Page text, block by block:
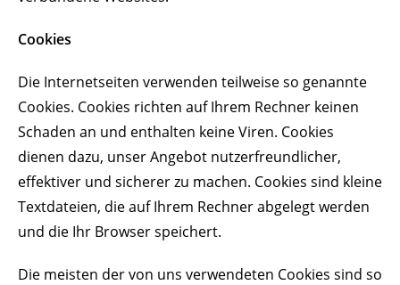
Cookies
Die Internetseiten verwenden teilweise so genannte
Cookies. Cookies richten auf Ihrem Rechner keinen
Schaden an und enthalten keine Viren. Cookies
dienen dazu, unser Angebot nutzerfreundlicher,
effektiver und sicherer zu machen. Cookies sind kleine
Textdateien, die auf Ihrem Rechner abgelegt werden
und die Ihr Browser speichert.
Die meisten der von uns verwendeten Cookies sind so